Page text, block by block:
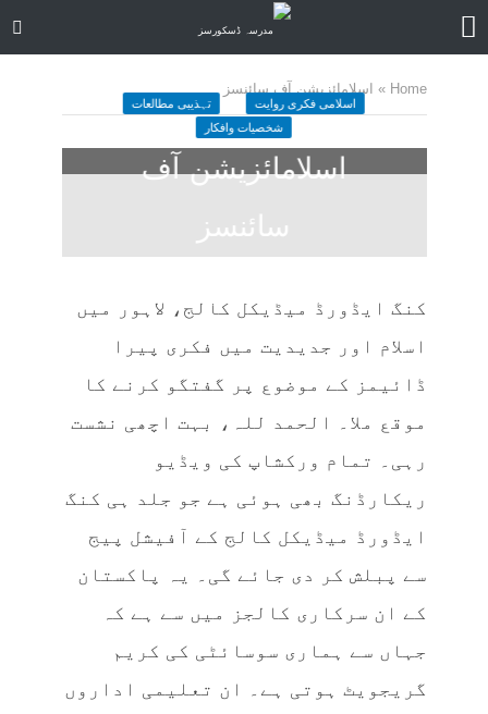
Home
» اسلامائزیشن آف سائنسز
اسلامی فکری روایت
تہذیبی مطالعات
شخصیات وافکار
اسلامائزیشن آف
سائنسز
کنگ ایڈورڈ میڈیکل کالج، لاہور میں
اسلام اور جدیدیت میں فکری پیرا
ڈائیمز کے موضوع پر گفتگو کرنے کا
موقع ملا۔ الحمد للہ، بہت اچھی نشست
رہی۔ تمام ورکشاپ کی ویڈیو
ریکارڈنگ بھی ہوئی ہے جو جلد ہی کنگ
ایڈورڈ میڈیکل کالج کے آفیشل پیج
سے پبلش کر دی جائے گی۔ یہ پاکستان
کے ان سرکاری کالجز میں سے ہے کہ
جہاں سے ہماری سوسائٹی کی کریم
گریجویٹ ہوتی ہے۔ ان تعلیمی اداروں